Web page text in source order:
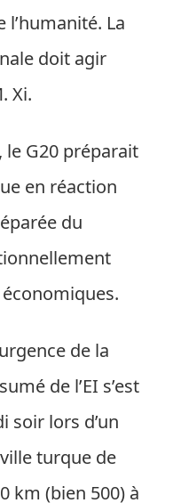
l’humanité. La
doit agir
Xi.
le G20 préparait
en réaction
du
de la
de l’EI s’est
soir lors d’un
turque de
km (bien 500) à